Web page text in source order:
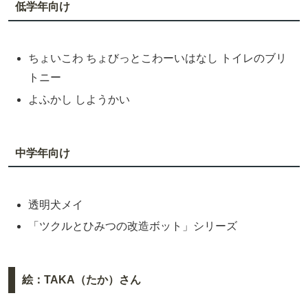
低学年向け
ちょいこわ ちょびっとこわーいはなし トイレのブリ
トニー
よふかし しようかい
中学年向け
透明犬メイ
「ツクルとひみつの改造ボット」シリーズ
絵：TAKA（たか）さん